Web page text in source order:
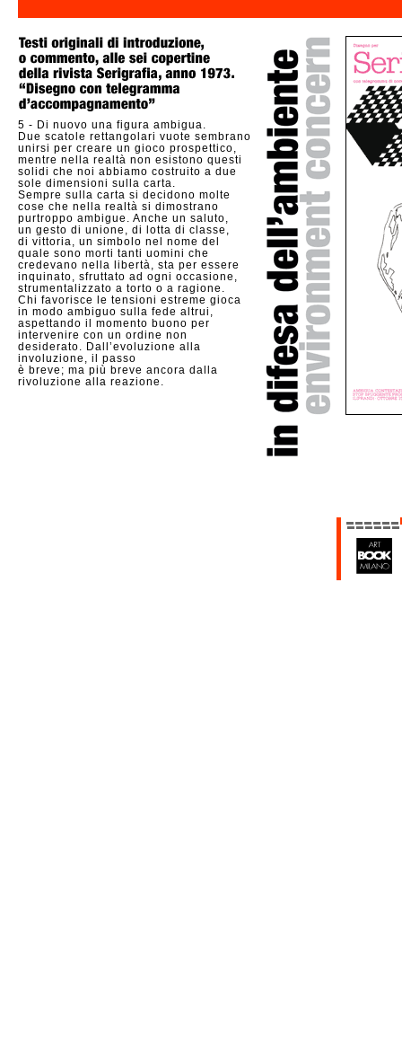
5 - Di nuovo una figura ambigua.
Due scatole rettangolari vuote sembrano
unirsi per creare un gioco prospettico,
mentre nella realtà non esistono questi
solidi che noi abbiamo costruito a due
sole dimensioni sulla carta.
Sempre sulla carta si decidono molte
cose che nella realtà si dimostrano
purtroppo ambigue. Anche un saluto,
un gesto di unione, di lotta di classe,
di vittoria, un simbolo nel nome del
quale sono morti tanti uomini che
credevano nella libertà, sta per essere
inquinato, sfruttato ad ogni occasione,
strumentalizzato a torto o a ragione.
Chi favorisce le tensioni estreme gioca
in modo ambiguo sulla fede altrui,
aspettando il momento buono per
intervenire con un ordine non
desiderato. Dall’evoluzione alla
involuzione, il passo
è breve; ma più breve ancora dalla
rivoluzione alla reazione.